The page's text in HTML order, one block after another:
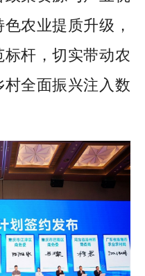
农业提质升级，
杆，切实带动农
村全面振兴注入数